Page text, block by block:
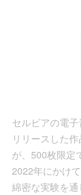
セルビアの電
リリースした
が、500枚限定
2022年にかけ
綿密な実験を